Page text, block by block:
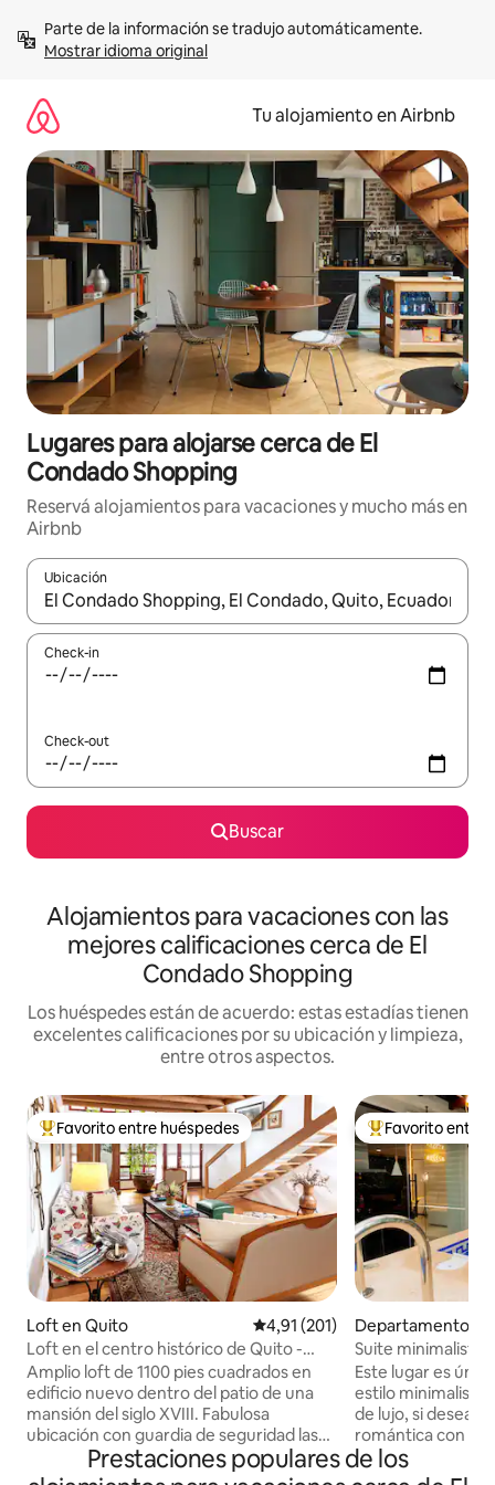
contenidoMostrar idioma original
Tu alojamiento en Airbnb
Lugares para alojarse cerca de El
Condado Shopping
Reservá alojamientos para vacaciones y mucho más en
Airbnb
Ubicación
Cuando los resultados estén disponibles, navegá con las
Check-in
Check-out
Buscar
Alojamientos para vacaciones con las
mejores calificaciones cerca de El
Condado Shopping
Los huéspedes están de acuerdo: estas estadías tienen
excelentes calificaciones por su ubicación y limpieza,
entre otros aspectos.
Favorito entre los huéspedes más destacados
Favorito entre huéspedes
Loft en Quito Calificación promedio: 4,91 de
4,91 (201)
Loft en el centro histórico de Quito -
Lujo y seguridad
Amplio loft de 1100 pies cuadrados en
edificio nuevo dentro del patio de una
mansión del siglo XVIII. Fabulosa
ubicación con guardia de seguridad las
24 horas. En medio del distrito histórico
de Quito y a menos de 10 minutos a pie
Favorito entre
Favorito entre
Departamento
Suite
Este lugar es
estilo
de lujo, si deseas
romántica con tu
un jacuzzi
diferentes
Prestaciones populares de los